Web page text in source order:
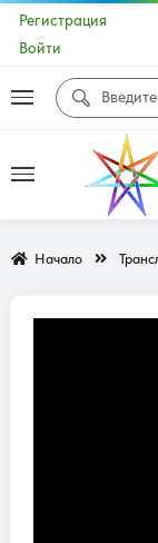
Регистрация
Войти
Начало